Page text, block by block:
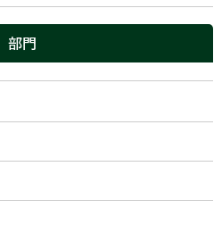
脳神経外科
乳腺外科（休診中）
外科
部門